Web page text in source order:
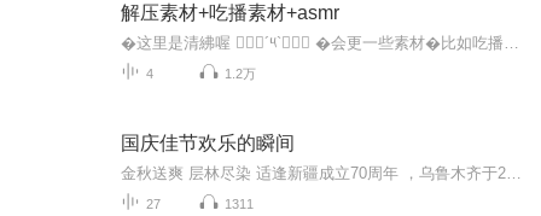
解压素材+吃播素材+asmr
4 1.2万
国庆佳节欢乐的瞬间
27 1311